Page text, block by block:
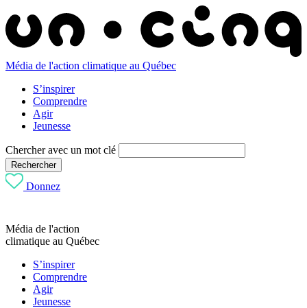
Média de l'action climatique au Québec
S’inspirer
Comprendre
Agir
Jeunesse
Chercher avec un mot clé
Rechercher
Donnez
Média de l'action
climatique au Québec
S’inspirer
Comprendre
Agir
Jeunesse